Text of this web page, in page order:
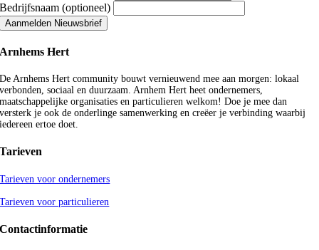
Bedrijfsnaam (optioneel)
Aanmelden Nieuwsbrief
Arnhems Hert
De Arnhems Hert community bouwt vernieuwend mee aan morgen: lokaal
verbonden, sociaal en duurzaam. Arnhem Hert heet ondernemers,
maatschappelijke organisaties en particulieren welkom! Doe je mee dan
versterk je ook de onderlinge samenwerking en creëer je verbinding waarbij
iedereen ertoe doet.
Tarieven
Tarieven voor ondernemers
Tarieven voor particulieren
Contactinformatie